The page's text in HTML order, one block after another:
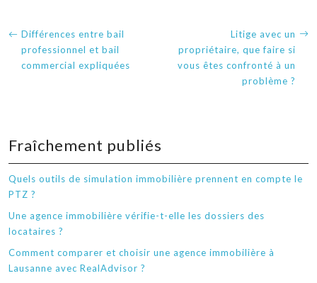
Différences entre bail
professionnel et bail
commercial expliquées
Litige avec un
propriétaire, que faire si
vous êtes confronté à un
problème ?
Fraîchement publiés
Quels outils de simulation immobilière prennent en compte le
PTZ ?
Une agence immobilière vérifie-t-elle les dossiers des
locataires ?
Comment comparer et choisir une agence immobilière à
Lausanne avec RealAdvisor ?